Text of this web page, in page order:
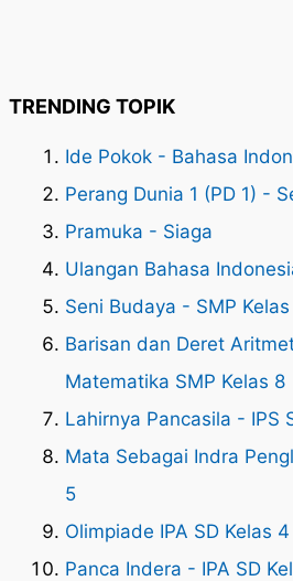
TRENDING TOPIK
Ide Pokok - Bahasa
Perang Dunia 1 (PD 1) -
Pramuka - Siaga
Ulangan Bahasa
Seni Budaya - SMP
Barisan dan Deret
Matematika SMP Kelas 8
Lahirnya Pancasila - IPS
Mata Sebagai Indra
5
Olimpiade IPA SD Kelas 4
Panca Indera - IPA SD